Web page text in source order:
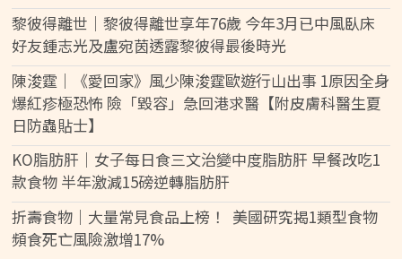
黎彼得離世｜黎彼得離世享年76歲 今年3月已中風臥床
好友鍾志光及盧宛茵透露黎彼得最後時光
陳浚霆｜《愛回家》風少陳浚霆歐遊行山出事 1原因全身
爆紅疹極恐怖 險「毀容」急回港求醫【附皮膚科醫生夏
日防蟲貼士】
KO脂肪肝｜女子每日食三文治變中度脂肪肝 早餐改吃1
款食物 半年激減15磅逆轉脂肪肝
折壽食物｜大量常見食品上榜！ 美國研究揭1類型食物
頻食死亡風險激增17%